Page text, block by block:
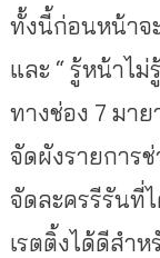
ทั้งนี้ก่อนหน้าจ
และ “ รู้หน้าไม่
ทางช่อง 7 มา
จัดผังรายการ
จัดละครรีรันที่
เรตติ้งได้ดีสำ